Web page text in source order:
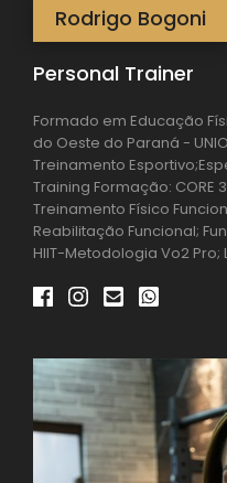
Rodrigo Bogoni
Personal Trainer
Formado em Educação
do Oeste do Paraná -
Treinamento
Training Formação: CORE
Treinamento Físico
Reabilitação Funcional;
HIIT-Metodologia Vo2 Pro;